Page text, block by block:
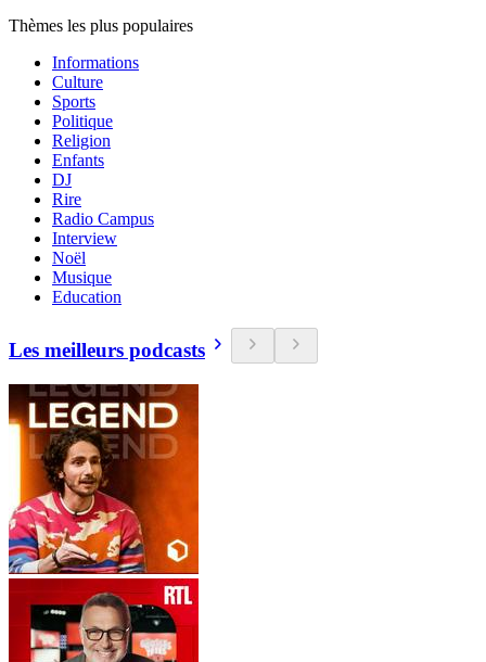
Thèmes les plus populaires
Informations
Culture
Sports
Politique
Religion
Enfants
DJ
Rire
Radio Campus
Interview
Noël
Musique
Education
Les meilleurs podcasts